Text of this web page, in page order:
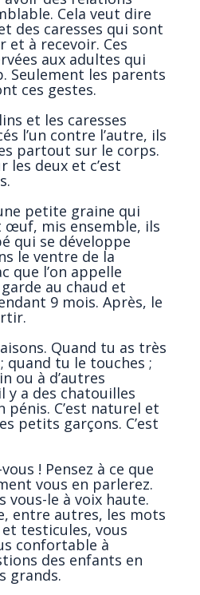
Cela veut dire
des caresses qui sont
et à recevoir. Ces
aux adultes qui
Seulement les parents
ces gestes.
et les caresses
l’un contre l’autre, ils
partout sur le corps.
les deux et c’est
petite graine qui
mis ensemble, ils
qui se développe
le ventre de la
que l’on appelle
au chaud et
9 mois. Après, le
Quand tu as très
quand tu le touches ;
ou à d’autres
y a des chatouilles
pénis. C’est naturel et
petits garçons. C’est
! Pensez à ce que
vous en parlerez.
le à voix haute.
entre autres, les mots
testicules, vous
confortable à
des enfants en
grands.